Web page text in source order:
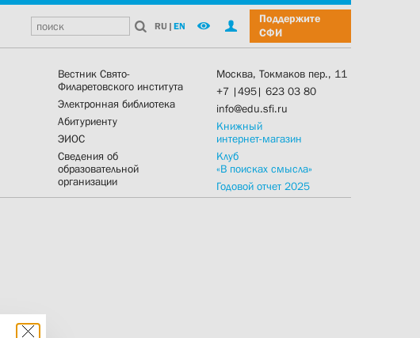
RU | EN
Поддержите
СФИ
Вестник Свято-
Филаретовского института
Электронная библиотека
Абитуриенту
ЭИОС
Сведения об
образовательной
организации
Москва, Токмаков пер., 11
+7 |495| 623 03 80
info@edu.sfi.ru
Книжный
интернет-магазин
Клуб
«В поисках смысла»
Годовой отчет 2025